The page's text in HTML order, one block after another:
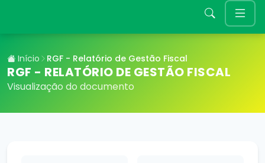
Início RGF - Relatório de Gestão Fiscal
RGF - RELATÓRIO DE GESTÃO FISCAL
Visualização do documento